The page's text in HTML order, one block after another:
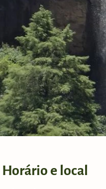
Horário e local